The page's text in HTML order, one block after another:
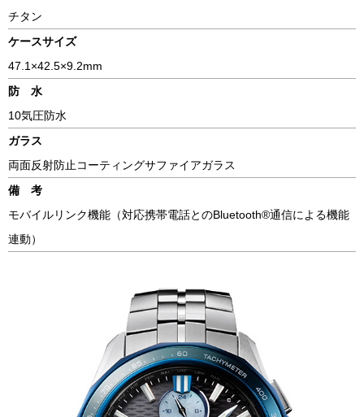
チタン
ケースサイズ
47.1×42.5×9.2mm
防 水
10気圧防水
ガラス
両面反射防止コーティングサファイアガラス
備 考
モバイルリンク機能（対応携帯電話とのBluetooth®通信による機能
連動）